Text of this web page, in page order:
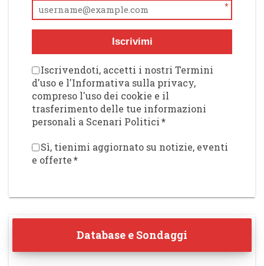
*
Iscrivimi
Iscrivendoti, accetti i nostri Termini
d'uso e l'Informativa sulla privacy,
compreso l'uso dei cookie e il
trasferimento delle tue informazioni
personali a Scenari Politici*
Sì, tienimi aggiornato su notizie, eventi
e offerte*
Database e Sondaggi